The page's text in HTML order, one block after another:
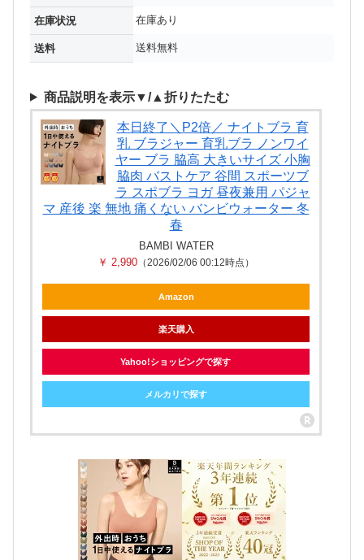
在庫状況 在庫あり
送料 送料無料
商品説明を表示▼/▲折りたたむ
本日終了＼P2倍／ ナイトブラ 育
乳 ブラジャー 育乳ブラ ノンワイ
ヤー ブラ 脇高 大きいサイズ 小胸
脇肉 バストケア 谷間 スポーツブ
ラ スポブラ ヨガ 昼夜兼用 パジャ
マ 産後 楽 無地 痛くない バンビウォーター 冬
春
BAMBI WATER
￥ 2,990 （2026/02/06 00:12時点）
Amazon
楽天購入
Yahoo!ショッピングで探す
メルカリで探す